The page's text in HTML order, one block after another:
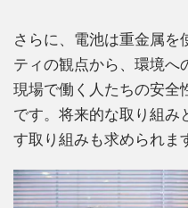
さらに、電池は重金属を
ティの観点から、環境へ
現場で働く人たちの安全
です。将来的な取り組み
す取り組みも求められま